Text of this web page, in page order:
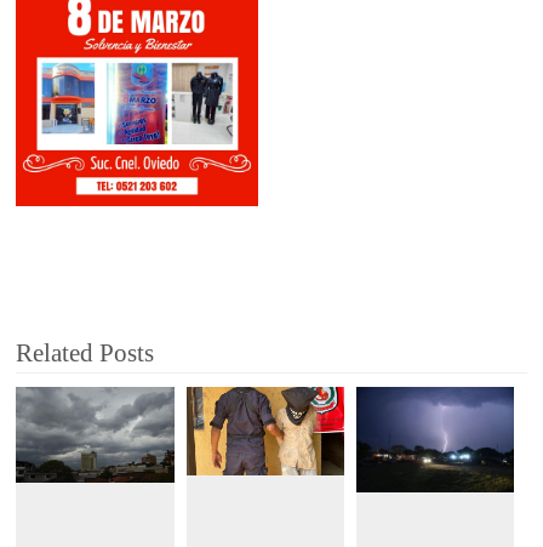
Related Posts